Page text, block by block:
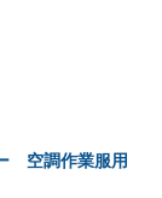
空調作業服用